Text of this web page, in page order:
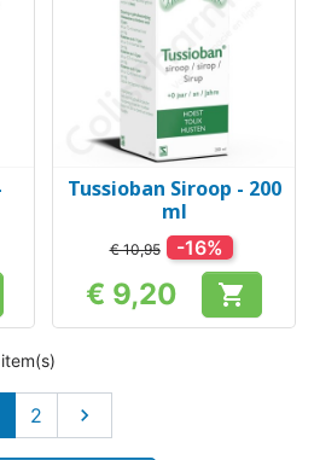
Tussioban Siroop - 200
ml
€ 10,95 -16%
Prijs
€ 9,20 
2 Volgende
